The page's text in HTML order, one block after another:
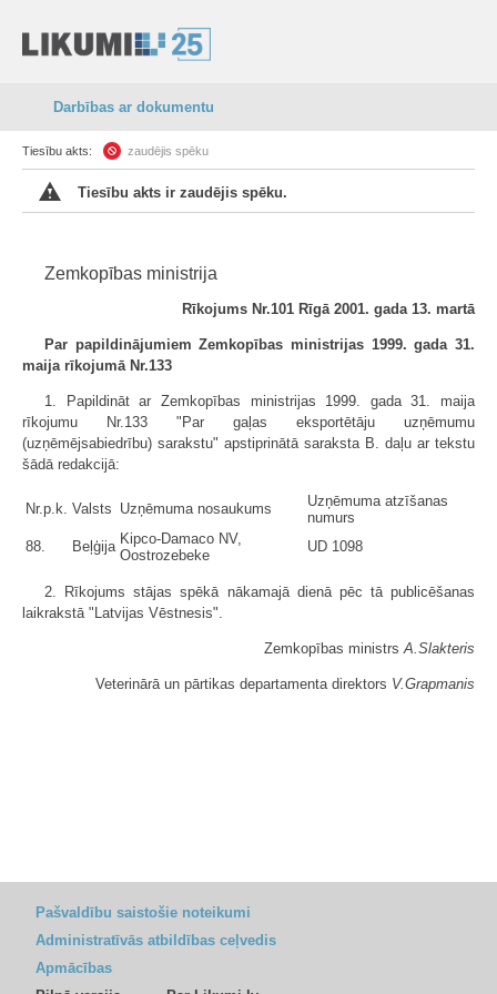
Darbības ar dokumentu
Tiesību akts: zaudējis spēku
Tiesību akts ir zaudējis spēku.
Zemkopības ministrija
Rīkojums Nr.101 Rīgā 2001. gada 13. martā
Par papildinājumiem Zemkopības ministrijas 1999. gada 31.
maija rīkojumā Nr.133
1. Papildināt ar Zemkopības ministrijas 1999. gada 31. maija
rīkojumu Nr.133 "Par gaļas eksportētāju uzņēmumu
(uzņēmējsabiedrību) sarakstu" apstiprinātā saraksta B. daļu ar tekstu
šādā redakcijā:
Nr.p.k. Valsts Uzņēmuma nosaukums
Uzņēmuma atzīšanas
numurs
88.
Beļģija Kipco-Damaco NV,
Oostrozebeke
UD 1098
2. Rīkojums stājas spēkā nākamajā dienā pēc tā publicēšanas
laikrakstā "Latvijas Vēstnesis".
Zemkopības ministrsA.Slakteris
Veterinārā un pārtikas departamenta direktors V.Grapmanis
Pašvaldību saistošie noteikumi
Administratīvās atbildības ceļvedis
Apmācības